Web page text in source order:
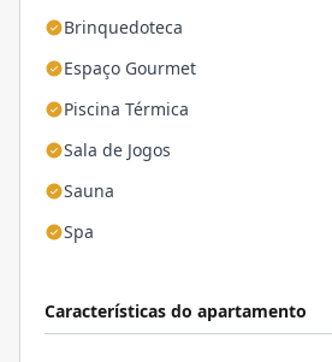
Brinquedoteca
Espaço Gourmet
Piscina Térmica
Sala de Jogos
Sauna
Spa
Características do apartamento